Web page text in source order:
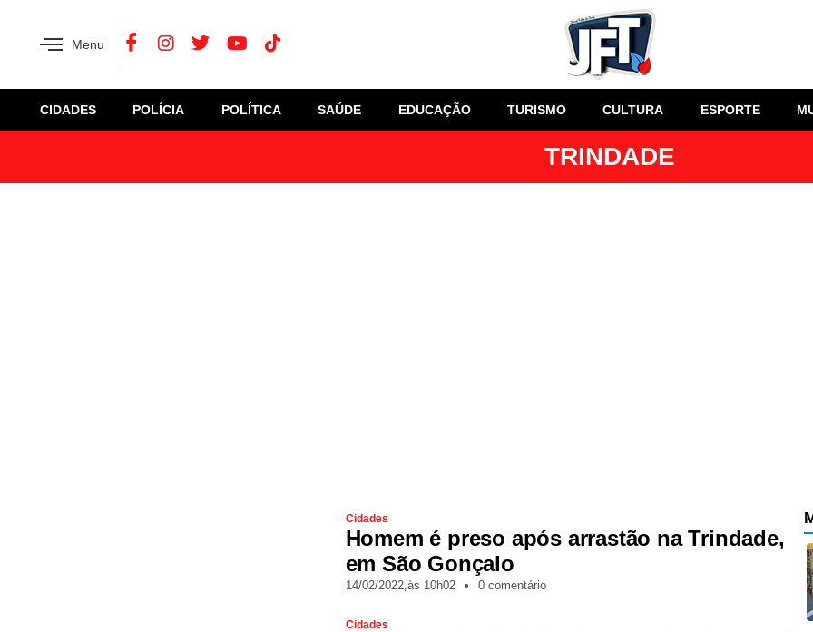
Menu
CIDADES POLÍCIA POLÍTICA SAÚDE EDUCAÇÃO TURISMO CULTURA ESPORTE
TRINDADE
Cidades
Homem é preso após arrastão na Trindade,
em São Gonçalo
14/02/2022,às 10h02 • 0 comentário
Cidades